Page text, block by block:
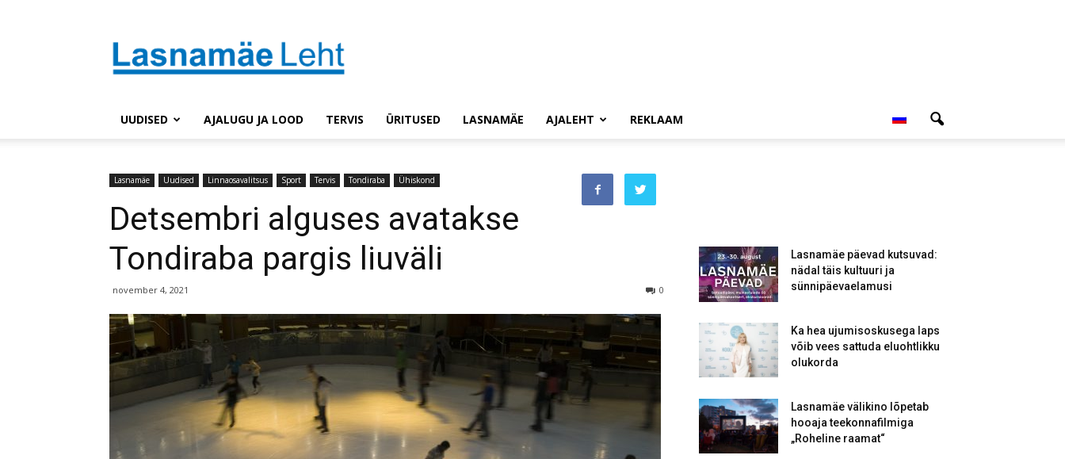
UUDISED AJALUGU JA LOOD TERVIS ÜRITUSED LASNAMÄE AJALEHT REKLAAM
Lasnamäe Uudised Linnaosavalitsus Sport Tervis Tondiraba Ühiskond
Detsembri alguses avatakse
Tondiraba pargis liuväli
november 4, 2021 0
Lasnamäe päevad kutsuvad:
nädal täis kultuuri ja
sünnipäevaelamusi
Ka hea ujumisoskusega laps
võib vees sattuda eluohtlikku
olukorda
Lasnamäe välikino lõpetab
hooaja teekonnafilmiga
„Roheline raamat“